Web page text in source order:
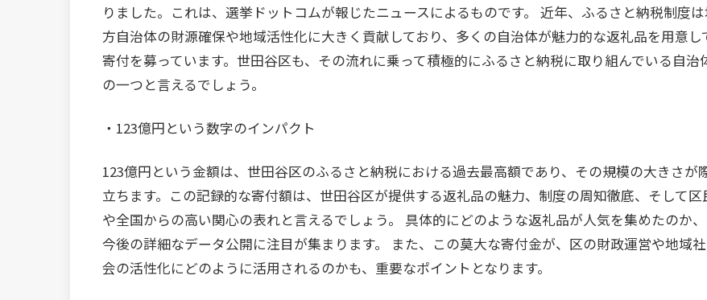
りました。これは、選挙ドットコムが報じたニュースによるものです。 近年、ふるさと納税制度
方自治体の財源確保や地域活性化に大きく貢献しており、多くの自治体が魅力的な返礼品を用意し
寄付を募っています。世田谷区も、その流れに乗って積極的にふるさと納税に取り組んでいる自治
の一つと言えるでしょう。
・123億円という数字のインパクト
123億円という金額は、世田谷区のふるさと納税における過去最高額であり、その規模の大きさが
立ちます。この記録的な寄付額は、世田谷区が提供する返礼品の魅力、制度の周知徹底、そして区
や全国からの高い関心の表れと言えるでしょう。 具体的にどのような返礼品が人気を集めたのか、
今後の詳細なデータ公開に注目が集まります。 また、この莫大な寄付金が、区の財政運営や地域社
会の活性化にどのように活用されるのかも、重要なポイントとなります。